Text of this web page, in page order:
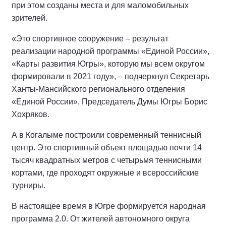
при этом созданы места и для маломобильных
зрителей.
«Это спортивное сооружение – результат
реализации народной программы «Единой России»,
«Карты развития Югры», которую мы всем округом
формировали в 2021 году», – подчеркнул Секретарь
Ханты-Мансийского регионального отделения
«Единой России», Председатель Думы Югры Борис
Хохряков.
А в Когалыме построили современный теннисный
центр. Это спортивный объект площадью почти 14
тысяч квадратных метров с четырьмя теннисными
кортами, где проходят окружные и всероссийские
турниры.
В настоящее время в Югре формируется народная
программа 2.0. От жителей автономного округа